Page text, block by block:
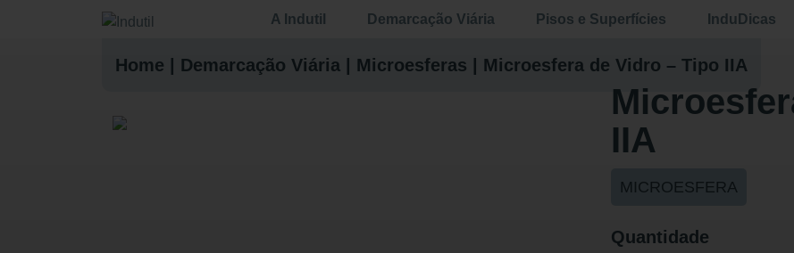
A Indutil Demarcação Viária Pisos e Superfícies InduDicas
Home Demarcação Viária Microesferas Microesfera de Vidro – Tipo IIA
IIA
MICROESFERA
Quantidade